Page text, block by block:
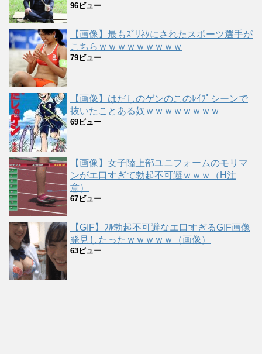
96ビュー
【画像】最もｽﾞﾘﾈﾀにされたスポーツ選手が
こちらｗｗｗｗｗｗｗｗｗ
79ビュー
【画像】はだしのゲンのこのﾚｲﾌﾟシーンで
抜いたことある奴ｗｗｗｗｗｗｗｗ
69ビュー
【画像】女子陸上部ユニフォームのモリマ
ンがエ口すぎて勃起不可避ｗｗｗ（H注
意）
67ビュー
【GIF】ﾌﾙ勃起不可避なエ口すぎるGIF画像
発見したったｗｗｗｗｗ（画像）
63ビュー